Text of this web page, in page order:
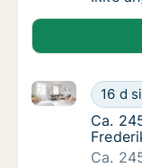
Ca.16 d
Ca. 245 m2
Ca.
Ca.
Ca.